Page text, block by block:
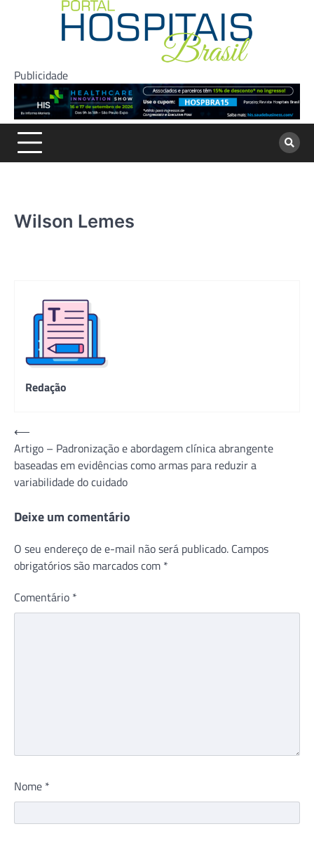
Publicidade
Wilson Lemes
Redação
Navegação
de
Post
⟵
Artigo – Padronização e abordagem clínica abrangente
baseadas em evidências como armas para reduzir a
variabilidade do cuidado
Deixe um comentário
O seu endereço de e-mail não será publicado. Campos
obrigatórios são marcados com *
Comentário *
Nome *